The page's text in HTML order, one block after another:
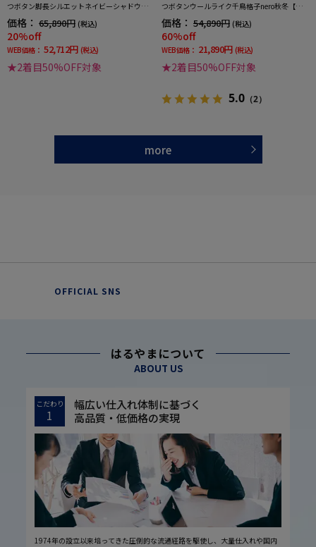
つボタン脚長シルエットネイビーシャドウス
価格： 65,890円 (税込)
20%off
WEB価格： 52,712円 (税込)
★2着目50%OFF対象
つボタンウールライク千鳥格子nero秋冬【ス
価格： 54,890円 (税込)
60%off
WEB価格： 21,890円 (税込)
★2着目50%OFF対象
5.0 （2）
more
OFFICIAL SNS
はるやまについて
ABOUT US
こだわり
1
幅広い仕入れ体制に基づく
高品質・低価格の実現
1974年の設立以来培ってきた圧倒的な流通経路を駆使し、大量仕入れや国内